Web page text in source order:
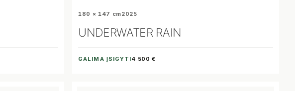
180 × 147 cm2025
UNDERWATER RAIN
GALIMA ĮSIGYTI4 500 €